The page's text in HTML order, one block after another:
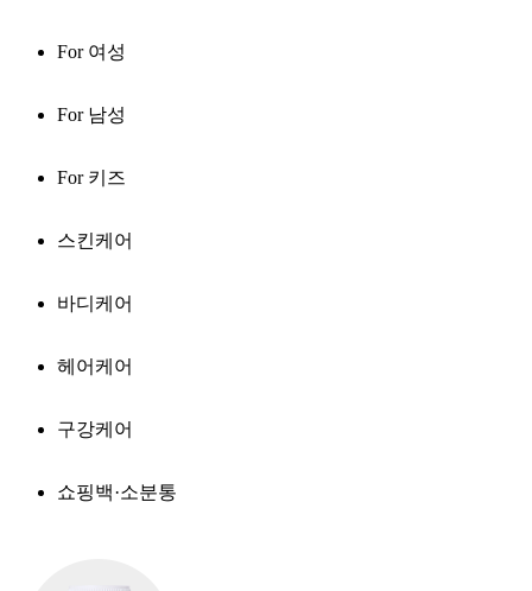
For 여성
For 남성
For 키즈
스킨케어
바디케어
헤어케어
구강케어
쇼핑백·소분통